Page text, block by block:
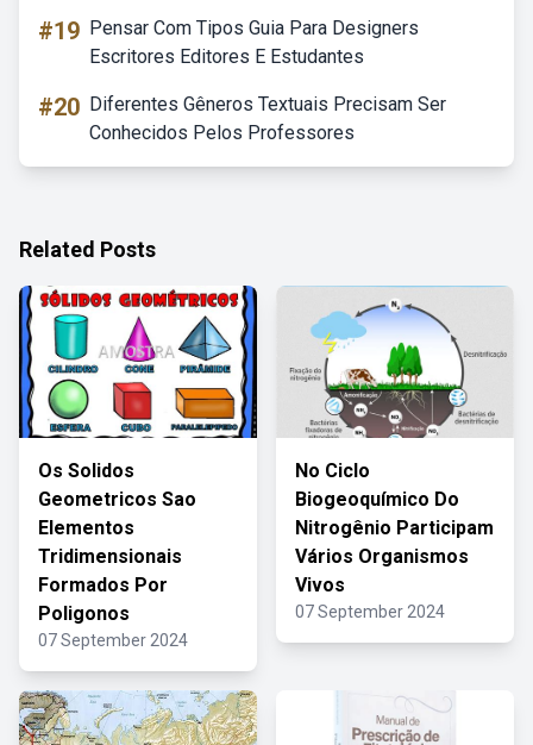
#19 Pensar Com Tipos Guia Para Designers
Escritores Editores E Estudantes
#20 Diferentes Gêneros Textuais Precisam Ser
Conhecidos Pelos Professores
Related Posts
Os Solidos
Geometricos Sao
Elementos
Tridimensionais
Formados Por
Poligonos
07 September 2024
No Ciclo
Biogeoquímico Do
Nitrogênio Participam
Vários Organismos
Vivos
07 September 2024